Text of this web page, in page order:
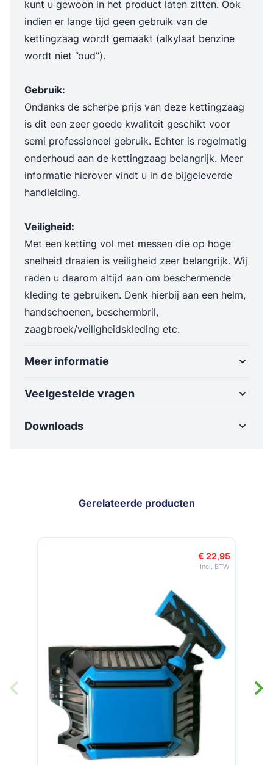
kunt u gewoon in het product laten zitten. Ook
indien er lange tijd geen gebruik van de
kettingzaag wordt gemaakt (alkylaat benzine
wordt niet ‘’oud’’).
Gebruik:
Ondanks de scherpe prijs van deze kettingzaag
is dit een zeer goede kwaliteit geschikt voor
semi professioneel gebruik. Echter is regelmatig
onderhoud aan de kettingzaag belangrijk. Meer
informatie hierover vindt u in de bijgeleverde
handleiding.
Veiligheid:
Met een ketting vol met messen die op hoge
snelheid draaien is veiligheid zeer belangrijk. Wij
raden u daarom altijd aan om beschermende
kleding te gebruiken. Denk hierbij aan een helm,
handschoenen, beschermbril,
zaagbroek/veiligheidskleding etc.
Meer informatie
Veelgestelde vragen
Downloads
Gerelateerde producten
Navigeren door de elementen van de carrousel is mogelijk met
Druk om carrousel over te slaan
Druk op om naar carrouselnavigatie te gaan
€ 22,50
Speciale prijs
€ 17,25